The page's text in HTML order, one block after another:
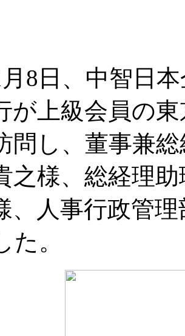
月8日、中智日
が上級会員の
問し、董事兼
之様、総経理
、人事行政管
。